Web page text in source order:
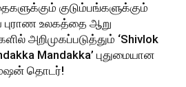
குடும்பங்களுக்கும்
புராண உலகத்தை ஆறு
அறிமுகப்படுத்தும் ‘Shivlok
Mandakka’ புதுமையான
தொடர்!